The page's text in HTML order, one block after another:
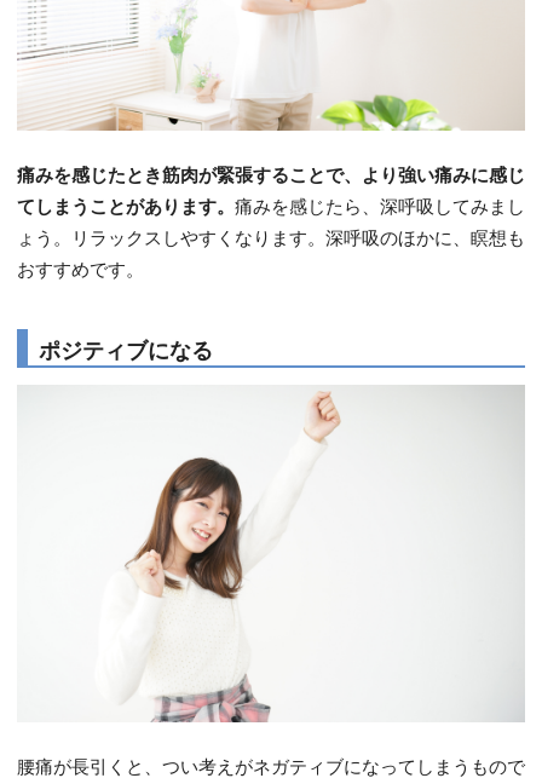
痛みを感じたとき筋肉が緊張することで、より強い痛みに感じ
てしまうことがあります。 痛みを感じたら、深呼吸してみまし
ょう。リラックスしやすくなります。深呼吸のほかに、瞑想も
おすすめです。
ポジティブになる
腰痛が長引くと、つい考えがネガティブになってしまうもので